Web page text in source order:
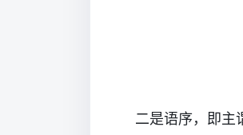
二是语序，即主